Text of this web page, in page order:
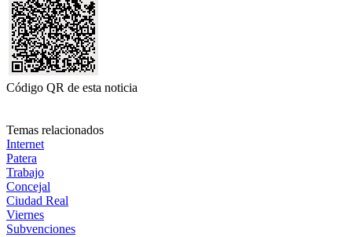
Código QR de esta noticia
Temas relacionados
Internet
Patera
Trabajo
Concejal
Ciudad Real
Viernes
Subvenciones